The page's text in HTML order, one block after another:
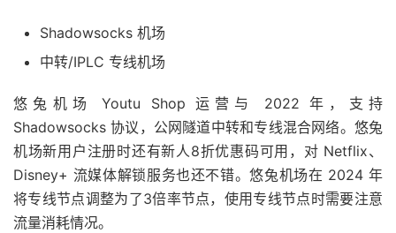
Shadowsocks 机场
中转/IPLC 专线机场
悠兔机场 Youtu Shop 运营与 2022 年，支持
Shadowsocks 协议，公网隧道中转和专线混合网络。悠兔
机场新用户注册时还有新人8折优惠码可用，对 Netflix、
Disney+ 流媒体解锁服务也还不错。悠兔机场在 2024 年
将专线节点调整为了3倍率节点，使用专线节点时需要注意
流量消耗情况。